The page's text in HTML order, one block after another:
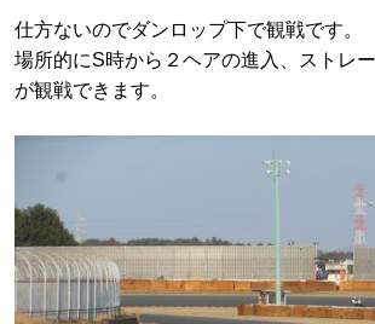
仕方ないのでダンロップ下で観戦です。
場所的にS時から２ヘアの進入、ストレ
が観戦できます。